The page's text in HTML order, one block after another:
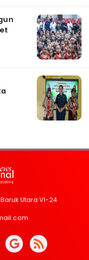
Utara VI-24